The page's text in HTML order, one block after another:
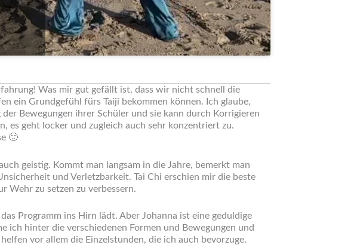
Was mir gut gefällt ist, dass wir nicht schnell die
ein Grundgefühl fürs Taiji bekommen können. Ich glaube,
Bewegungen ihrer Schüler und sie kann durch Korrigieren
es geht locker und zugleich auch sehr konzentriert zu.
🙂
geistig. Kommt man langsam in die Jahre, bemerkt man
und Verletzbarkeit. Tai Chi erschien mir die beste
Wehr zu setzen zu verbessern.
Programm ins Hirn lädt. Aber Johanna ist eine geduldige
ich hinter die verschiedenen Formen und Bewegungen und
vor allem die Einzelstunden, die ich auch bevorzuge.